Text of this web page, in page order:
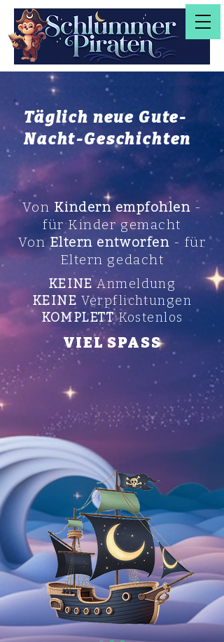
Täglich neue Gute-
Nacht-Geschichten
Von Kindern empfohlen -
für Kinder gemacht
VonEltern entworfen - für
Eltern gedacht
KEINE Anmeldung
KEINE Verpflichtungen
KOMPLETTKostenlos
VIEL SPASS